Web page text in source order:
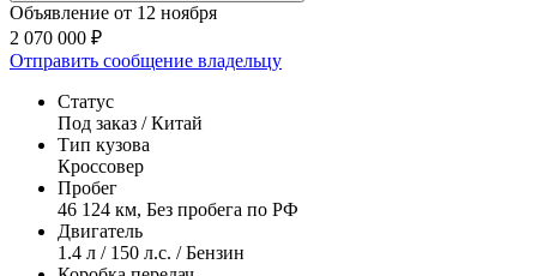
Объявление от 12 ноября
2 070 000 ₽
Отправить сообщение владельцу
Статус
Под заказ / Китай
Тип кузова
Кроссовер
Пробег
46 124 км, Без пробега по РФ
Двигатель
1.4 л / 150 л.с. / Бензин